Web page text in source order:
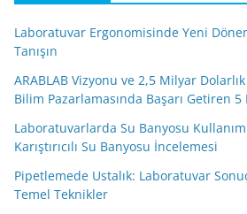
Laboratuvar Ergonomisinde Yeni
Tanışın
ARABLAB Vizyonu ve 2,5 Milyar
Bilim Pazarlamasında Başarı Getiren
Laboratuvarlarda Su Banyosu
Karıştırıcılı Su Banyosu İncelemesi
Pipetlemede Ustalık: Laboratuvar
Temel Teknikler